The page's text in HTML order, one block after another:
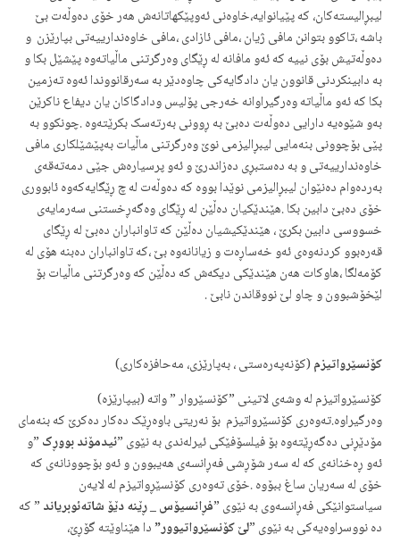
لیبڕالیستەکان، کە پێیانوایه‌،‌خاوه‌نی ئه‌وپێکهاتانه‌ش هه‌ر خۆی ده‌وڵه‌ت بێ
باشه‌ ،تاکوو بتوانن مافی ژیان ،مافی ئازادی ،مافی خاوەندارییەتی بپارێزن و
ده‌وڵه‌تیش بۆی نییه‌ که‌ ئه‌و مافانه‌ له‌ ڕێگای وه‌رگرتنی ماڵیاته‌وه‌ پێشێل بکا و
به‌ دابینکردنی قانوون یان دادگایه‌کی چاوه‌دێر به‌ سه‌رقانووندا ئه‌وه‌ ته‌زمین
بکا که‌ ئه‌و ماڵیاته‌ وه‌رگیراوانه‌ خه‌رجی پۆلیس ودادگاکان یان دیفاع ناکرێن
به‌و شێوه‌یه‌ دارایی ده‌وڵه‌ت ده‌بێ به‌ ڕوونی به‌رته‌سک بکرێته‌وه‌ .چونکوو به‌
پێی بۆچوونی بنه‌مایی لیبڕالیزمی نوێ وه‌رگرتنی ماڵیات به‌پێشێلکاری مافی
خاوه‌ندارییه‌تی و به‌ ده‌ستبڕی ده‌زاندرێ و ئه‌و پرسیاره‌ش جێی دمه‌ته‌قه‌ی
به‌رده‌وام ده‌نێوان لیبڕالیزمی نوێدا بووه‌ که‌ ده‌وڵه‌ت له‌ چ ڕێگایه‌که‌وه‌ ئابووری
خۆی ده‌بێ دابین بکا .هێندێکیان ده‌ڵێن له‌ ڕێگای وه‌گه‌ڕخستنی سەرمایەی
خسووسی دابین بکرێ ، هێندێکیشیان ده‌ڵێن که‌ تاوانباران ده‌بێ لە ڕێگای
قەرەبوو کردنەوەی ئەو خەساڕەت و زیانانەوە بێ ،کە تاوانباران دەبنە هۆی لە
کۆمەلگا ،هاوکات هه‌ن هێندێکی دیکه‌ش که‌ ده‌ڵێن که‌ وه‌رگرتنی ماڵیات بۆ
لێخۆشبوون و چاو لێ نووقاندن نابێ .
کۆنسێرواتیزم(کۆنه‌په‌ره‌ستی ، به‌پارێزی، مه‌حافزه‌کاری)
کۆنسێرواتیزم له‌ وشه‌ی لاتینی ”کۆنسێروار ” واته‌ (بیپارێزه‌)
وه‌رگیراوه‌.ته‌وه‌ری کۆنسێرواتیزم بۆ نه‌ریتی باوه‌ڕێک ده‌کار ده‌کرێ که‌ بنه‌مای
مۆدێڕنی ده‌گه‌ڕێته‌وه‌ بۆ فیلسۆفێکی ئیرله‌ندی به‌ نێوی ”ئیدمۆند بووڕک‌”و
ئه‌و ڕه‌خنانه‌ی ‌که‌ له‌ سه‌ر شۆڕشی فه‌ڕانسه‌ی هه‌یبوون و ئه‌و بۆچوونانه‌ی که‌
خۆی له‌ سه‌ریان ساغ ببۆوه‌ .خۆی ته‌وه‌ری کۆنسێڕواتیزم له‌ لایه‌ن
سیاستوانێکی فه‌ڕانسه‌وی به‌ نێوی ”فڕانسیۆس _ ڕێنه‌ دێۆ شاته‌ئوبریاند” که‌
ده‌ نووسراوه‌یه‌کی به‌ نێوی ”لێ کۆنسێرواتیوور”دا هێناوێته‌ گۆڕێ،